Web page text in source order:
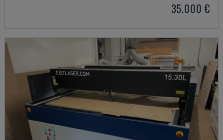
35.000 €